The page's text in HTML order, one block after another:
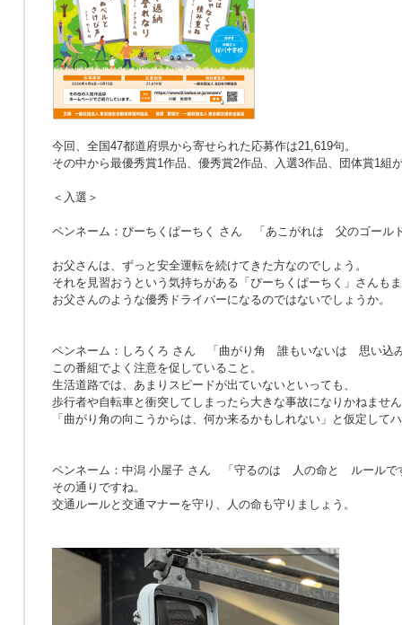
今回、全国47都道府県から寄せられた応募作は21,619句。
その中から最優秀賞1作品、優秀賞2作品、入選3作品、団体賞1組
＜入選＞
ペンネーム：ぴーちくぱーちく さん 「あこがれは 父のゴール
お父さんは、ずっと安全運転を続けてきた方なのでしょう。
それを見習おうという気持ちがある「ぴーちくぱーちく」さんも
お父さんのような優秀ドライバーになるのではないでしょうか。
ペンネーム：しろくろ さん
「曲がり角 誰もいないは 思い込
この番組でよく注意を促していること。
生活道路では、あまりスピードが出ていないといっても、
歩行者や自転車と衝突してしまったら大きな事故になりかねませ
「曲がり角の向こうからは、何か来るかもしれない」と仮定して
ペンネーム：中潟 小屋子 さん 「 守るのは 人の命と ルールで
その通りですね。
交通ルールと交通マナーを守り、人の命も守りましょう。